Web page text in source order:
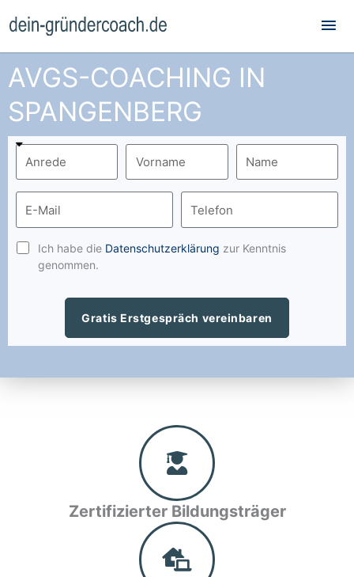
AVGS-COACHING IN
SPANGENBERG
Ich habe die Datenschutzerklärung zur Kenntnis
genommen.
Gratis Erstgespräch vereinbaren
Zertifizierter Bildungsträger